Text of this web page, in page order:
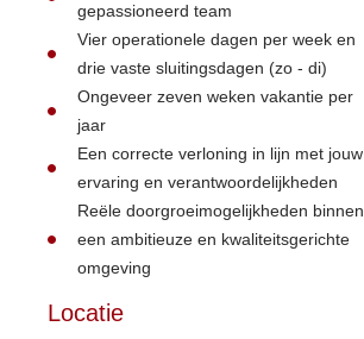
gepassioneerd team
Vier operationele dagen per week en
drie vaste sluitingsdagen (zo - di)
Ongeveer zeven weken vakantie per
jaar
Een correcte verloning in lijn met jouw
ervaring en verantwoordelijkheden
Reële doorgroeimogelijkheden binnen
een ambitieuze en kwaliteitsgerichte
omgeving
Locatie